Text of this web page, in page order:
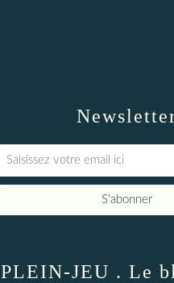
PLEIN-JEU . Le